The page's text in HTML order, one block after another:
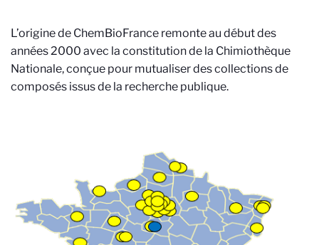
L’origine de ChemBioFrance remonte au début des
années 2000 avec la constitution de la Chimiothèque
Nationale, conçue pour mutualiser des collections de
composés issus de la recherche publique.